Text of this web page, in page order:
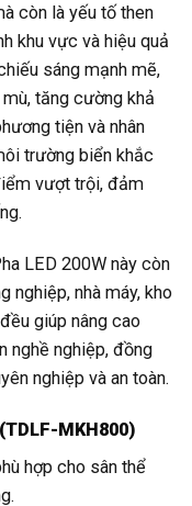
còn là yếu tố then
khu vực và hiệu quả
sáng mạnh mẽ,
tăng cường khả
tiện và nhân
trường biển khắc
vượt trội, đảm
LED 200W này còn
nghiệp, nhà máy, kho
giúp nâng cao
nghề nghiệp, đồng
nghiệp và an toàn.
MKH800)
hợp cho sân thể